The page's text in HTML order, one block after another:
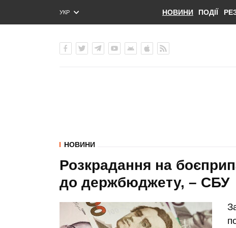
УКР
ENG
НОВИНИ ПОДІЇ
НОВИНИ
Розкрадання на
до держбюджету, – СБУ